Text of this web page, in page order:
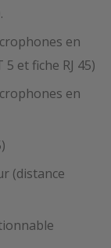
en
et fiche RJ 45)
en
(distance